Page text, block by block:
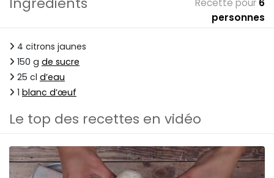
Recette pour 6
personnes
4 citrons jaunes
150 g de sucre
25 cl d’eau
1 blanc d’œuf
Le top des recettes en vidéo